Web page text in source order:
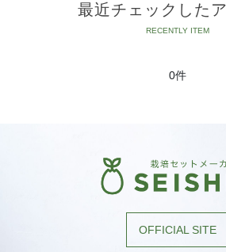
［植物別］ ミズナ
［植物別］ ルッコラ
最近チェックした
0件
OFFICIAL SITE